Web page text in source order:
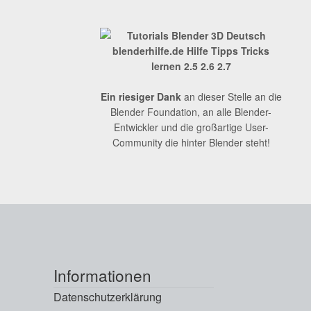
Ein riesiger Dank an dieser Stelle an die
Blender Foundation, an alle Blender-
Entwickler und die großartige User-
Community die hinter Blender steht!
Informationen
Datenschutzerklärung